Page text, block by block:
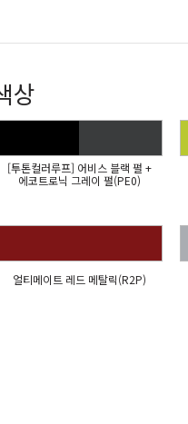
상
[투톤컬러루프] 어비스 블랙 펄 +
에코트로닉 그레이 펄(PE0)
얼티메이트 레드 메탈릭(R2P)